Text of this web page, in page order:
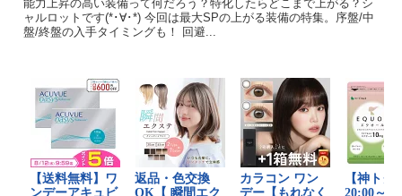
能力上昇の高い装備って何だろう？特化したらどこまで上がる？シ
ャルロットです(*･∀･*) 今回は最大SPの上がる装備の特集。序盤/中
盤/終盤の入手タイミングも！ 回避...